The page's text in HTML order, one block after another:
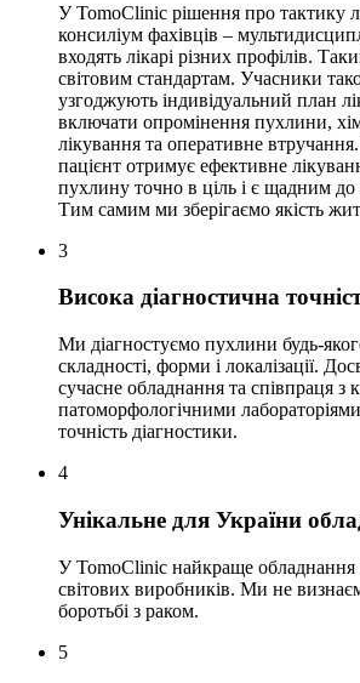
У TomoClinic рішення про тактику
консиліум фахівців –
входять лікарі різних профілів.
світовим стандартам. Учасники
узгоджують індивідуальний план
включати опромінення пухлини,
лікування та оперативне
пацієнт отримує ефективне
пухлину точно в ціль і є щадним
Тим самим ми зберігаємо якість
3
Висока діагностична
Ми діагностуємо пухлини будь-
складності, форми і локалізації.
сучасне обладнання та співпраця з
патоморфологічними
точність діагностики.
4
Унікальне для України
У TomoClinic найкраще обладнання
світових виробників. Ми не
боротьбі з раком.
5